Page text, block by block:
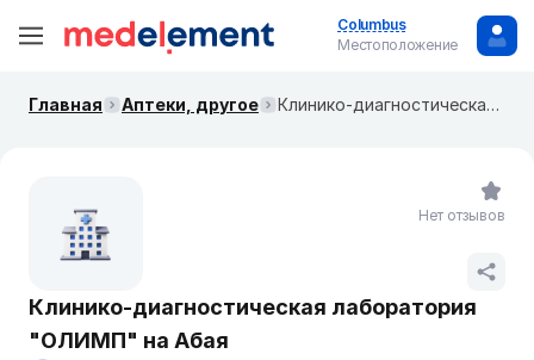
Columbus
Местоположение
Главная Аптеки, другое Клинико-диагностическая лаборатория "ОЛИМП" на Абая
Клинико-диагностическая лаборатория
"ОЛИМП" на Абая
Нет отзывов